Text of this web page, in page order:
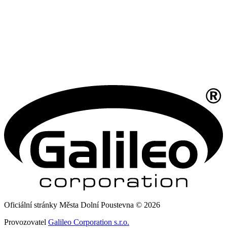
Oficiální stránky Města Dolní Poustevna © 2026
Provozovatel Galileo Corporation s.r.o.